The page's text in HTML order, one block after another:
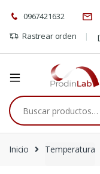
0967421632
Rastrear orden
Buscar
por:
Inicio Temperatura